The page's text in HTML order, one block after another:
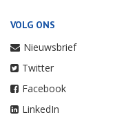
VOLG ONS
Nieuwsbrief
Twitter
Facebook
LinkedIn